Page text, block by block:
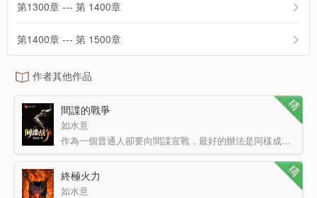
第1300章 --- 第 1400章
第1400章 --- 第 1500章
作者其他作品
間諜的戰爭
如水意
作為一個普通人卻要向間諜宣戰，最好的辦法是同樣成為一個間諜。 作為一個間諜，要向一個實力強大的間諜…
終極火力
如水意